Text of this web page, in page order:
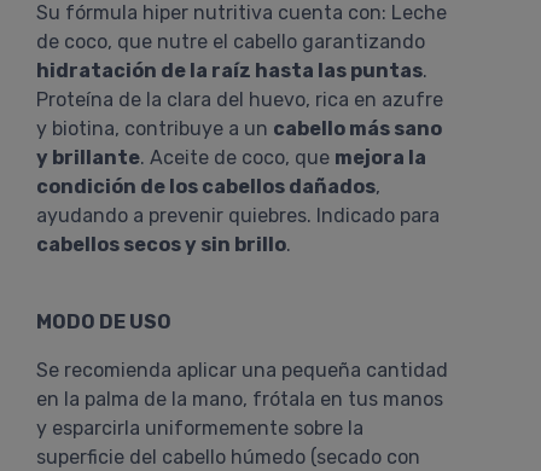
Su fórmula hiper nutritiva cuenta con: Leche
de coco, que nutre el cabello garantizando
hidratación de la raíz hasta las puntas.
Proteína de la clara del huevo, rica en azufre
y biotina, contribuye a un cabello más sano
y brillante. Aceite de coco, que mejora la
condición de los cabellos dañados,
ayudando a prevenir quiebres. Indicado para
cabellos secos y sin brillo.
MODO DE USO
Se recomienda aplicar una pequeña cantidad
en la palma de la mano, frótala en tus manos
y esparcirla uniformemente sobre la
superficie del cabello húmedo (secado con